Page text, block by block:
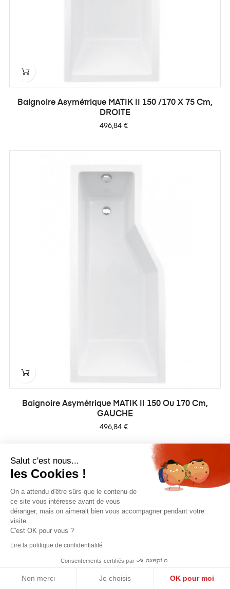
Baignoire Asymétrique MATIK II 150 /170 X 75 Cm,
DROITE
Prix
496,84 €
Baignoire Asymétrique MATIK II 150 Ou 170 Cm,
GAUCHE
Prix
496,84 €
Salut c'est nous...
les Cookies !
On a attendu d'être sûrs que le contenu de
ce site vous intéresse avant de vous
déranger, mais on aimerait bien vous accompagner pendant votre
visite...
C'est OK pour vous ?
Lire la politique de confidentialité
Consentements certifiés par
Non merci Je choisis OK pour moi